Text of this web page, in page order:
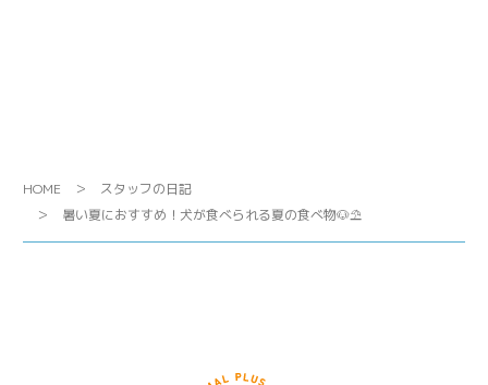
HOME
スタッフの日記
暑い夏におすすめ！犬が食べられる夏の食べ物🐶⛱️